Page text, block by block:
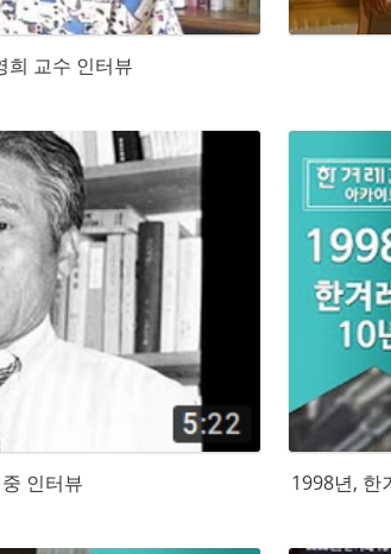
희 교수 인터뷰
인터뷰
1998년, 한